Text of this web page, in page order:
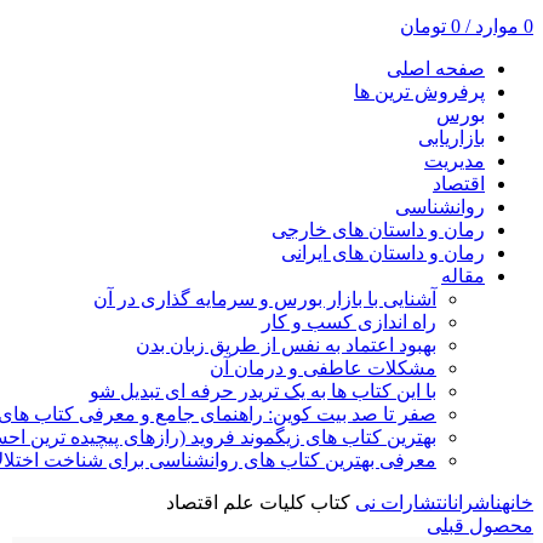
0 موارد /
0 تومان
صفحه اصلی
پرفروش ترین ها
بورس
بازاریابی
مدیریت
اقتصاد
روانشناسی
رمان و داستان های خارجی
رمان و داستان های ایرانی
مقاله
آشنایی با بازار بورس و سرمایه گذاری در آن
راه اندازی کسب و کار
بهبود اعتماد به نفس از طریق زبان بدن
مشکلات عاطفی و درمان آن
با این کتاب ها به یک تریدر حرفه ای تبدیل شو
صفر تا صد بیت کوین: راهنمای جامع و معرفی کتاب های
بهترین کتاب های زیگموند فروید (رازهای پیچیده ترین
معرفی بهترین کتاب های روانشناسی برای شناخت
خانهناشرانانتشارات نی کتاب کلیات علم اقتصاد
محصول قبلی